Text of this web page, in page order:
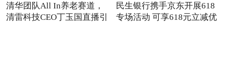
清华团队All In养老赛道，
清雷科技CEO丁玉国直播引
民生银行携手京东开展618
专场活动 可享618元立减优